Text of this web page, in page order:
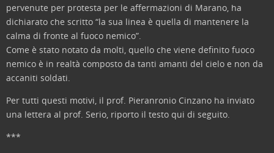
pervenute per protesta per le affermazioni di Marano, ha
dichiarato che scritto “la sua linea è quella di mantenere la
calma di fronte al fuoco nemico”.
Come è stato notato da molti, quello che viene definito fuoco
nemico è in realtà composto da tanti amanti del cielo e non da
accaniti soldati.
Per tutti questi motivi, il prof. Pieranronio Cinzano ha inviato
una lettera al prof. Serio, riporto il testo qui di seguito.
***